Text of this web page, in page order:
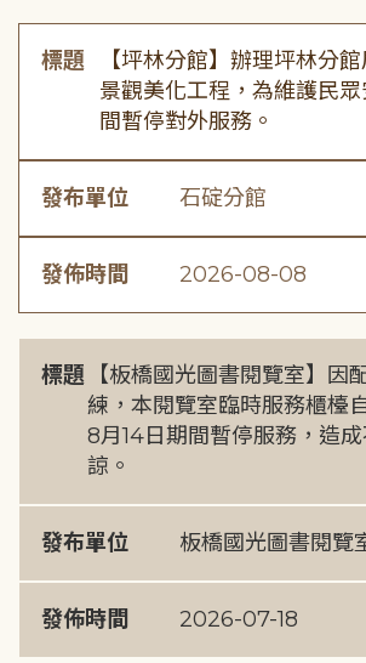
標題
【坪林分館】辦理坪林分
景觀美化工程，為維護民
間暫停對外服務。
發布單位 石碇分館
發佈時間 2026-08-08
標題
【板橋國光圖書閱覽室】因
練，本閱覽室臨時服務櫃檯
8月14日期間暫停服務，造
諒。
發布單位 板橋國光圖書閱覽
發佈時間 2026-07-18